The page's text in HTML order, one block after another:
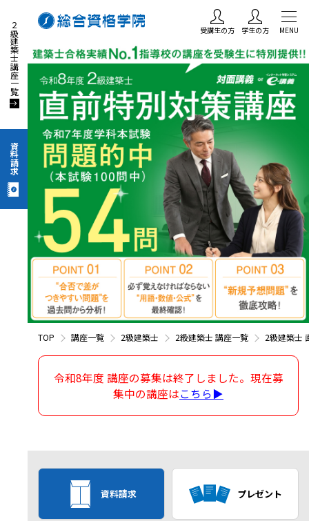
２級建築士講座一覧
資料請求
受講生の方 学生の方 MENU
TOP 講座一覧 2級建築士 2級建築士 講座一覧 2級建築士
令和8年度 講座の募集は終了しました。現在募
集中の講座はこちら▶
資料請求 プレゼント